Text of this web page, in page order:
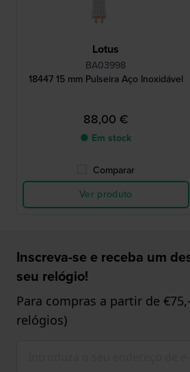
Lotus
BA03998
18447 15 mm Pulseira Aço Inoxidável
88,00 €
● Em stock
Comparar
Ver produto
Inscreva-se e receba um
seu relógio!
Para compras a partir de
relógios)